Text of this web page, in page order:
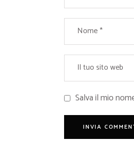
Salva il mio